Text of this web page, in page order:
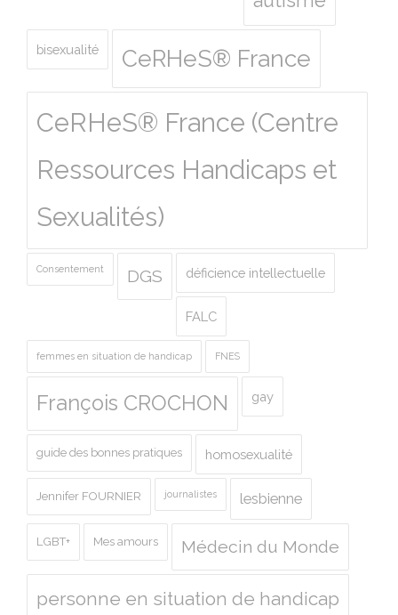
bisexualité CeRHeS® France
CeRHeS® France (Centre
Ressources Handicaps et
Sexualités)
Consentement DGS déficience intellectuelle
FALC
femmes en situation de handicap FNES
François CROCHON gay
guide des bonnes pratiques homosexualité
Jennifer FOURNIER journalistes lesbienne
LGBT+ Mes amours Médecin du Monde
personne en situation de handicap